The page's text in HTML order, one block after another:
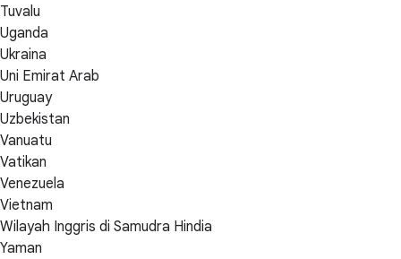
Tuvalu
Uganda
Ukraina
Uni Emirat Arab
Uruguay
Uzbekistan
Vanuatu
Vatikan
Venezuela
Vietnam
Wilayah Inggris di Samudra Hindia
Yaman